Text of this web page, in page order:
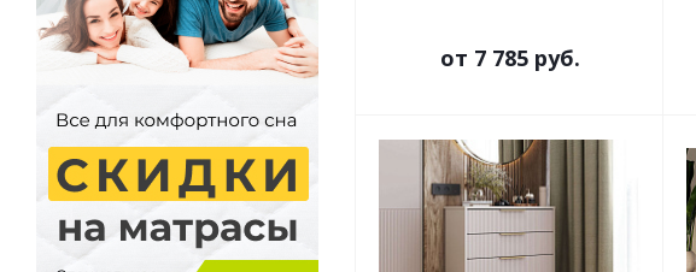
от 7 785 руб.